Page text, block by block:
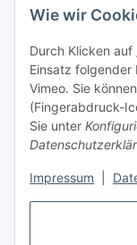
Wie wir
Durch Klicken auf
Einsatz folgender
Vimeo. Sie
(Fingerabdruck-
Sie unter
Impressum
SRTM GmbH
Franz-Kleespies-
63762 Großostheim
Deutschland
Telefon: 06026
Fax: 06026 991962
E-Mail: info@srtm.de